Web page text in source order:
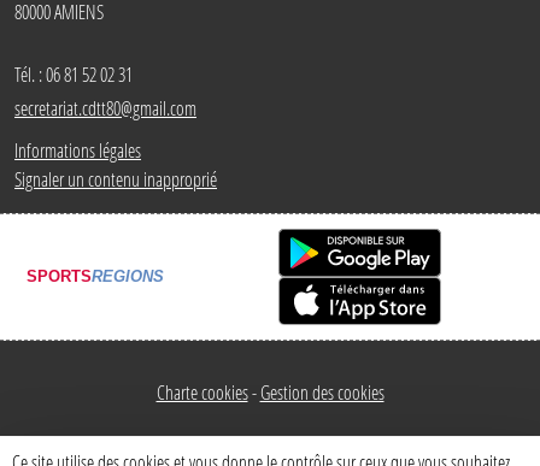
80000AMIENS
Tél. :06 81 52 02 31
secretariat.cdtt80@gmail.com
Informations légales
Signaler un contenu inapproprié
SPORTSREGIONS
Charte cookies Gestion des cookies